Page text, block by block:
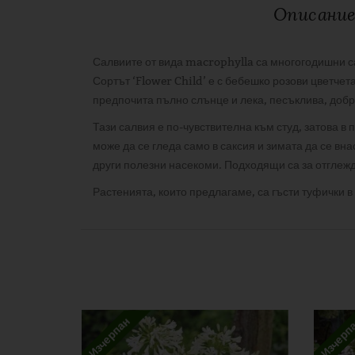
Описание
Салвиите от вида macrophylla са многогодишни
Сортът ‘Flower Child’ е с бебешко розови
предпочита пълно слънце и лека, песъклива,
Тази салвия е по-чувствителна към студ, затова
може да се гледа само в саксия и зимата да се
други полезни насекоми. Подходящи са за
Растенията, които предлагаме, са гъсти туфички
Наличност
Вашият имейл адрес няма да бъде публикуван.
Вашата оценка
Изчерпан